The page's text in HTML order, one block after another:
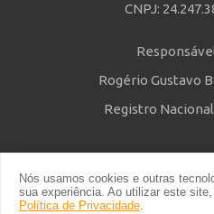
Nós usamos cookies e outras
sua experiência. Ao utilizar este
Política de Privacidade.
CNPJ:
Rogério Gustavo
Registro Nacional
Política de Privacidade eTermos e
by Planta